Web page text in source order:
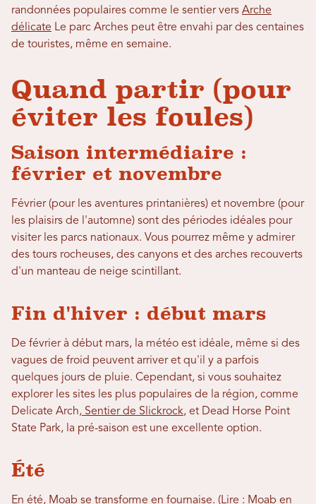
randonnées populaires comme le sentier vers Arche
délicate Le parc Arches peut être envahi par des centaines
de touristes, même en semaine.
Quand partir (pour
éviter les foules)
Saison intermédiaire :
février et novembre
Février (pour les aventures printanières) et novembre (pour
les plaisirs de l'automne) sont des périodes idéales pour
visiter les parcs nationaux. Vous pourrez même y admirer
des tours rocheuses, des canyons et des arches recouverts
d'un manteau de neige scintillant.
Fin d'hiver : début mars
De février à début mars, la météo est idéale, même si des
vagues de froid peuvent arriver et qu'il y a parfois
quelques jours de pluie. Cependant, si vous souhaitez
explorer les sites les plus populaires de la région, comme
Delicate Arch, Sentier de Slickrock, et Dead Horse Point
State Park, la pré-saison est une excellente option.
Été
En été, Moab se transforme en fournaise. (Lire : Moab en